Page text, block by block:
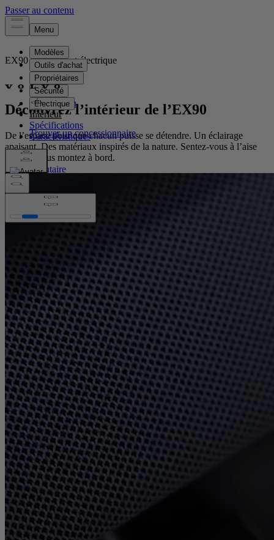
EX90 Entièrement électrique
Présentation
Intérieur
Spécifications
Caractéristiques
Voir l'inventaire
Voir l'inventaire
Découvrez l’intérieur de l’EX90
De l’espace pour que chacun puisse se détendre. Un éclairage
apaisant. Des matériaux inspirés de la nature. Sentez-vous à l’aise
dès que vous montez à bord.